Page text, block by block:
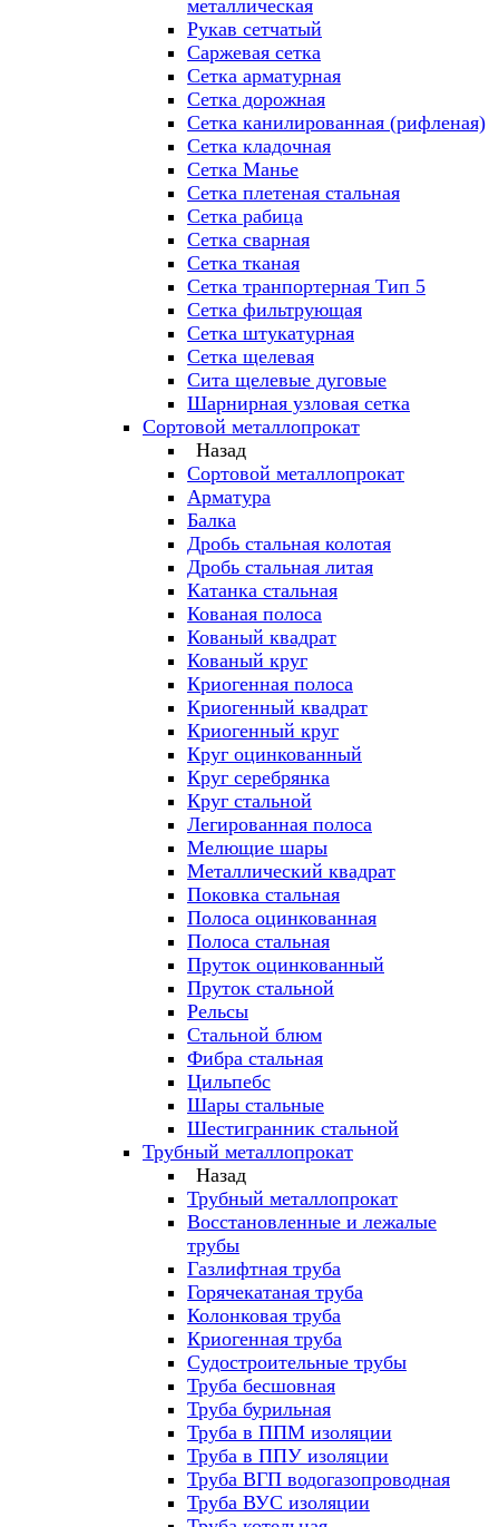
металлическая
Рукав сетчатый
Саржевая сетка
Сетка арматурная
Сетка дорожная
Сетка канилированная (рифленая)
Сетка кладочная
Сетка Манье
Сетка плетеная стальная
Сетка рабица
Сетка сварная
Сетка тканая
Сетка транпортерная Тип 5
Сетка фильтрующая
Сетка штукатурная
Сетка щелевая
Сита щелевые дуговые
Шарнирная узловая сетка
Сортовой металлопрокат
Назад
Сортовой металлопрокат
Арматура
Балка
Дробь стальная колотая
Дробь стальная литая
Катанка стальная
Кованая полоса
Кованый квадрат
Кованый круг
Криогенная полоса
Криогенный квадрат
Криогенный круг
Круг оцинкованный
Круг серебрянка
Круг стальной
Легированная полоса
Мелющие шары
Металлический квадрат
Поковка стальная
Полоса оцинкованная
Полоса стальная
Пруток оцинкованный
Пруток стальной
Рельсы
Стальной блюм
Фибра стальная
Цильпебс
Шары стальные
Шестигранник стальной
Трубный металлопрокат
Назад
Трубный металлопрокат
Восстановленные и лежалые
трубы
Газлифтная труба
Горячекатаная труба
Колонковая труба
Криогенная труба
Судостроительные трубы
Труба бесшовная
Труба бурильная
Труба в ППМ изоляции
Труба в ППУ изоляции
Труба ВГП водогазопроводная
Труба ВУС изоляции